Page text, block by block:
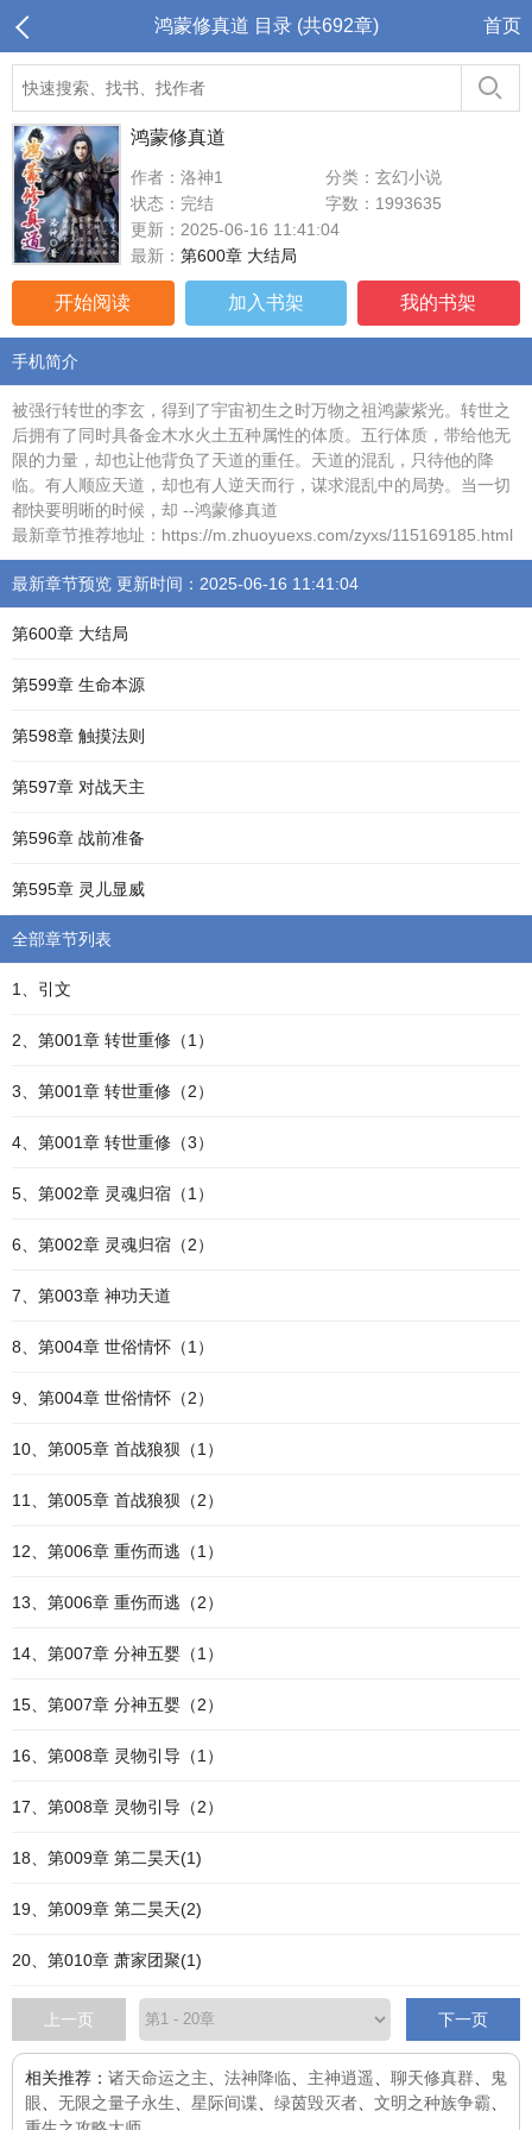
鸿蒙修真道 目录 (共692章) 首页
鸿蒙修真道
作者：洛神1
分类：玄幻小说
状态：完结
字数：1993635
更新：2025-06-16 11:41:04
最新： 第600章 大结局
开始阅读 加入书架 我的书架
手机简介
被强行转世的李玄，得到了宇宙初生之时万物之祖鸿蒙紫光。转世之
后拥有了同时具备金木水火土五种属性的体质。五行体质，带给他无
限的力量，却也让他背负了天道的重任。天道的混乱，只待他的降
临。有人顺应天道，却也有人逆天而行，谋求混乱中的局势。当一切
都快要明晰的时候，却 --鸿蒙修真道
最新章节推荐地址：https://m.zhuoyuexs.com/zyxs/115169185.html
最新章节预览 更新时间：2025-06-16 11:41:04
第600章 大结局
第599章 生命本源
第598章 触摸法则
第597章 对战天主
第596章 战前准备
第595章 灵儿显威
全部章节列表
1、引文
2、第001章 转世重修（1）
3、第001章 转世重修（2）
4、第001章 转世重修（3）
5、第002章 灵魂归宿（1）
6、第002章 灵魂归宿（2）
7、第003章 神功天道
8、第004章 世俗情怀（1）
9、第004章 世俗情怀（2）
10、第005章 首战狼狈（1）
11、第005章 首战狼狈（2）
12、第006章 重伤而逃（1）
13、第006章 重伤而逃（2）
14、第007章 分神五婴（1）
15、第007章 分神五婴（2）
16、第008章 灵物引导（1）
17、第008章 灵物引导（2）
18、第009章 第二昊天(1)
19、第009章 第二昊天(2)
20、第010章 萧家团聚(1)
上一页 下一页
相关推荐： 诸天命运之主 法神降临 主神逍遥 聊天修真群
鬼
眼
无限之量子永生 星际间谍 绿茵毁灭者 文明之种族争霸